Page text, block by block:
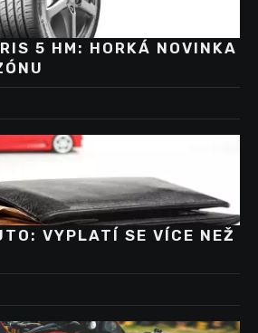
5 HM: HORKÁ NOVINKA
VYPLATÍ SE VÍCE NEŽ